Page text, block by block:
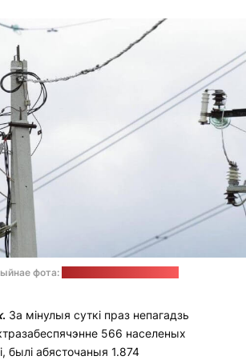
фота:
. За мінулыя суткі праз непагадзь
566 населеных
былі абясточаныя 1.874